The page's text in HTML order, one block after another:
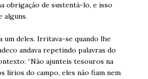
obrigação de sustentá-lo, e isso
alguns.
um deles. Irritava-se quando lhe
andava repetindo palavras do
“Não ajunteis tesouros na
lírios do campo, eles não fiam nem